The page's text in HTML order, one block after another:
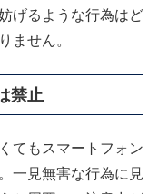
げるような行為はど
ません。
禁止
てもスマートフォン
一見無害な行為に見